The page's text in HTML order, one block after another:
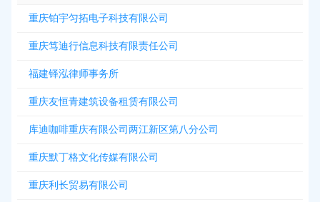
重庆铂宇匀拓电子科技有限公司
重庆笃迪行信息科技有限责任公司
福建铎泓律师事务所
重庆友恒青建筑设备租赁有限公司
库迪咖啡重庆有限公司两江新区第八分公司
重庆默丁格文化传媒有限公司
重庆利长贸易有限公司